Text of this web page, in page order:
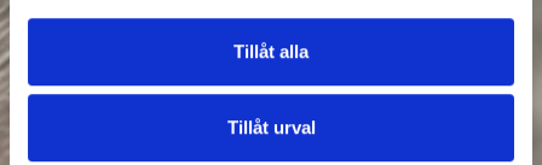
Tillåt alla
Tillåt urval